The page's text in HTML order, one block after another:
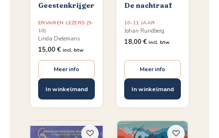
Geestenkrijger
ERVAREN LEZERS (9-
10)
Linda Dielemans
15,00 € incl. btw
Meer info
In winkelmand
De nachtraaf
10-11 JAAR
Johan Rundberg
18,00 € incl. btw
Meer info
In winkelmand
♡ ♡